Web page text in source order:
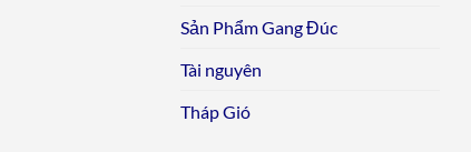
Sản Phẩm Gang Đúc
Tài nguyên
Tháp Gió